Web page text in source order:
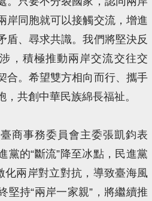
岸同胞就可以接觸交流，增進
盾、尋求共識。我們將堅決反
，積極推動兩岸交流交往交
合。希望雙方相向而行、攜手
共創中華民族綿長福祉。
商事務委員會主委張凱鈞表
黨的“斷流”降至冰點，民進黨
化兩岸對立對抗，導致臺海風
堅持“兩岸一家親”，將繼續推